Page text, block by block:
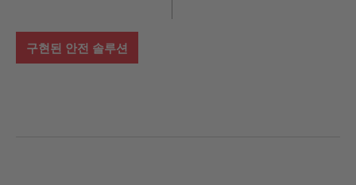
구현된 안전 솔루션